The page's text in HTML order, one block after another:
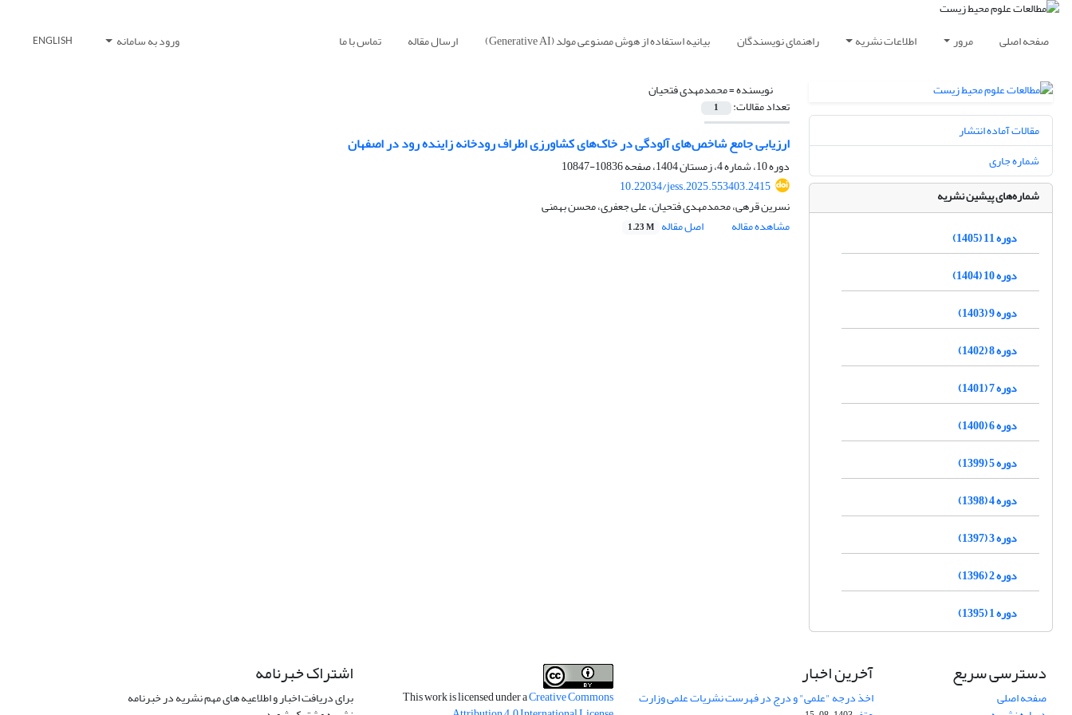
صفحه اصلی مرور اطلاعات نشریه راهنمای نویسندگان بیانیه استفاده از هوش مصنوعی مولد (Generative AI) ارسال مقاله تماس با ما ورود به سامانه ENGLISH
نویسنده =محمد‌مهدی فتحیان
تعداد مقالات: 1
ارزیابی جامع شاخص‌های آلودگی در خاک‌های کشاورزی اطراف رودخانه زاینده رود در اصفهان
دوره 10، شماره 4، زمستان 1404، صفحه
10836-10847
10.22034/jess.2025.553403.2415
نسرین قرهی، محمد‌مهدی فتحیان، علی جعفری، محسن بهمنی
مشاهده مقاله
اصل مقاله 1.23 M
مقالات آماده انتشار
شماره جاری
شماره‌های پیشین نشریه
دوره 11 (1405)
دوره 10 (1404)
دوره 9 (1403)
دوره 8 (1402)
دوره 7 (1401)
دوره 6 (1400)
دوره 5 (1399)
دوره 4 (1398)
دوره 3 (1397)
دوره 2 (1396)
دوره 1 (1395)
دسترسی سریع
صفحه اصلی
آخرین اخبار
اخذ درجه "علمی" و درج در فهرست نشریات علمی وزارت This work is licensed under aCreative Commons
اشتراک خبرنامه
برای دریافت اخبار و اطلاعیه های مهم نشریه در خبرنامه